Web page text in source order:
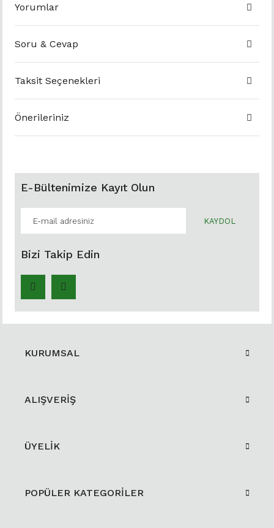
Yorumlar
Soru & Cevap
Taksit Seçenekleri
Önerileriniz
E-Bültenimize Kayıt Olun
KAYDOL
Bizi Takip Edin
KURUMSAL
ALIŞVERİŞ
ÜYELİK
POPÜLER KATEGORİLER